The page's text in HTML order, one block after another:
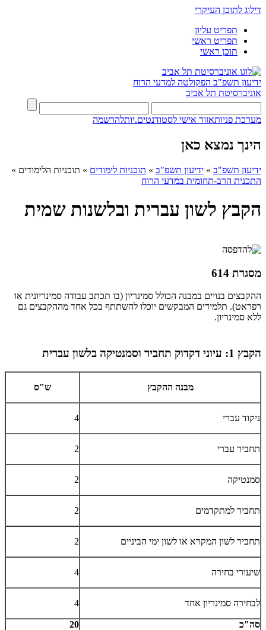
דילוג לתוכן העיקרי
תפריט עליון
תפריט ראשי
תוכן ראשי
ידיעון תשפ"ב הפקולטה למדעי הרוח
אוניברסיטת תל אביב
מערכת פניותאזור אישי לסטודנטים.יותלהרשמה
הינך נמצא כאן
ידיעון תשפ"ב » ידיעון תשפ"ב » תוכניות לימודים » תוכניות הלימודים »
התכנית הרב-תחומית במדעי הרוח
הקבץ לשון עברית ובלשנות שמית
מסגרת 614
ההקבצים בנויים במבנה הכולל סמינריון (בו תכתב עבודה סמינריונית או
רפראט). תלמידים המבקשים יוכלו להשתתף בכל אחד מההקבצים גם
ללא סמינריון.
הקבץ 1: עיוני דקדוק תחביר וסמנטיקה בלשון עברית
מבנה ההקבץ ש"ס
ניקוד עברי 4
תחביר עברי 2
סמנטיקה 2
תחביר למתקדמים 2
תחביר לשון המקרא או לשון ימי הביניים 2
שיעורי בחירה 4
לבחירה סמינריון אחד 4
סה"כ 20